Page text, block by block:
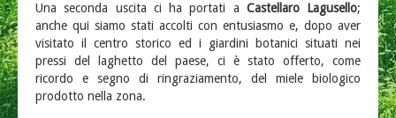
Una seconda uscita ci ha portati a Castellaro Lagusello;
anche qui siamo stati accolti con entusiasmo e, dopo aver
visitato il centro storico ed i giardini botanici situati nei
pressi del laghetto del paese, ci è stato offerto, come
ricordo e segno di ringraziamento, del miele biologico
prodotto nella zona.